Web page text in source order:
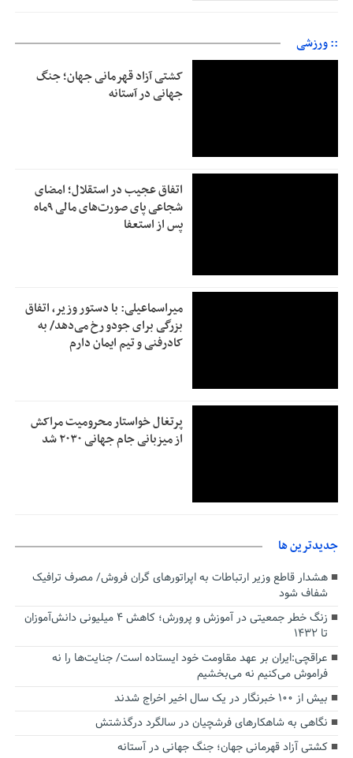
:: ورزشی
کشتی آزاد قهرمانی جهان؛ جنگ
جهانی در آستانه
اتفاق عجیب در استقلال؛ امضای
شجاعی پای صورت‌های مالی ٩ماه
پس از استعفا
میراسماعیلی: با دستور وزیر، اتفاق
بزرگی برای جودو رخ می‌دهد/ به
کادرفنی و تیم ایمان دارم
پرتغال خواستار محرومیت مراکش
از میزبانی جام جهانی ۲۰۳۰ شد
جديدترين ها
هشدار قاطع وزیر ارتباطات به اپراتورهای گران فروش/ مصرف ترافیک
شفاف شود
زنگ خطر جمعیتی در آموزش و پرورش؛ کاهش ۴ میلیونی دانش‌آموزان
تا ۱۴۳۲
عراقچی:ایران بر عهد مقاومت خود ایستاده است/ جنایت‌ها را نه
فراموش می‌کنیم نه می‌بخشیم
بیش از ۱۰۰ خبرنگار در یک سال اخیر اخراج شدند
نگاهی به شاهکارهای فرشچیان در سالگرد درگذشتش
کشتی آزاد قهرمانی جهان؛ جنگ جهانی در آستانه